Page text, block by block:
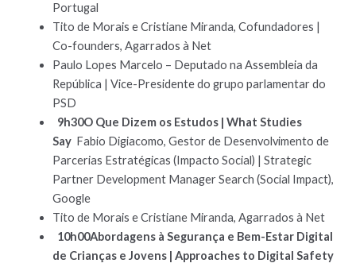
Portugal
Tito de Morais e Cristiane Miranda, Cofundadores |
Co-founders, Agarrados à Net
Paulo Lopes Marcelo – Deputado na Assembleia da
República | Vice-Presidente do grupo parlamentar do
PSD
9h30O Que Dizem os Estudos | What Studies
Say Fabio Digiacomo, Gestor de Desenvolvimento de
Parcerias Estratégicas (Impacto Social) | Strategic
Partner Development Manager Search (Social Impact),
Google
Tito de Morais e Cristiane Miranda, Agarrados à Net
10h00Abordagens à Segurança e Bem-Estar Digital
de Crianças e Jovens | Approaches to Digital Safety